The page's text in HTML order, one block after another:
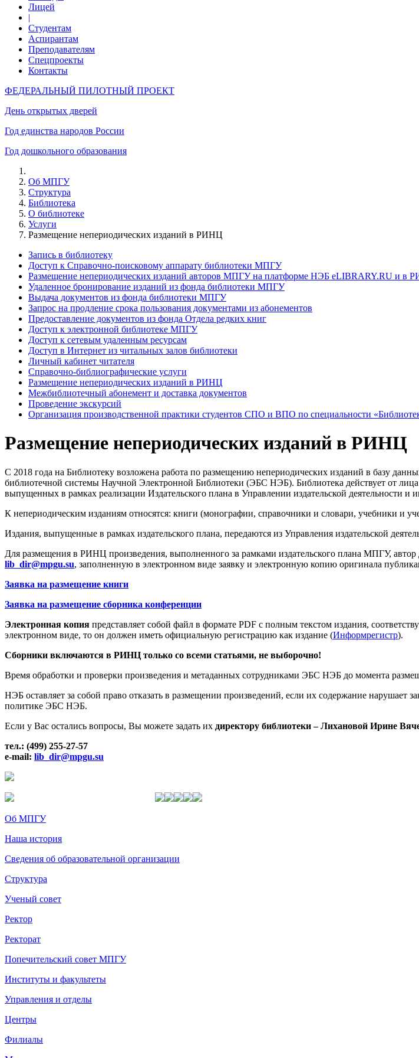
Лицей
|
Студентам
Аспирантам
Преподавателям
Спецпроекты
Контакты
ФЕДЕРАЛЬНЫЙ ПИЛОТНЫЙ ПРОЕКТ
День открытых дверей
Год единства народов России
Год дошкольного образования
Об МПГУ
Структура
Библиотека
О библиотеке
Услуги
Размещение непериодических изданий в РИНЦ
Запись в библиотеку
Доступ к Справочно-поисковому аппарату библиотеки МПГУ
Размещение непериодических изданий авторов МПГУ на платформе НЭБ eLIBRARY.RU и в
Удаленное бронирование изданий из фонда библиотеки МПГУ
Выдача документов из фонда библиотеки МПГУ
Запрос на продление срока пользования документами из абонементов
Предоставление документов из фонда Отдела редких книг
Доступ к электронной библиотеке МПГУ
Доступ к сетевым удаленным ресурсам
Доступ в Интернет из читальных залов библиотеки
Личный кабинет читателя
Справочно-библиографические услуги
Размещение непериодических изданий в РИНЦ
Межбиблиотечный абонемент и доставка документов
Проведение экскурсий
Организация производственной практики студентов СПО и ВПО по специальности
Размещение непериодических изданий в РИНЦ
С 2018 года на Библиотеку возложена работа по размещению непериодических изданий в базу
библиотечной системы Научной Электронной Библиотеки (ЭБС НЭБ). Библиотека действует от
выпущенных в рамках реализации Издательского плана в Управлении издательской деятельности
К непериодическим изданиям относятся: книги (монографии, справочники и словари, учебники и
Издания, выпущенные в рамках издательского плана, передаются из Управления издательской
Для размещения в РИНЦ произведения, выполненного за рамками издательского плана МПГУ, автор
lib dir@mpgu.su, заполненную в электронном виде заявку и электронную копию оригинала
Заявка на размещение книги
Заявка на размещение сборника конференции
Электронная копия представляет собой файл в формате PDF с полным текстом издания,
электронном виде, то он должен иметь официальную регистрацию как издание (Информрегистр).
Сборники включаются в РИНЦ только со всеми статьями, не выборочно!
Время обработки и проверки произведения и метаданных сотрудниками ЭБС НЭБ до момента
НЭБ оставляет за собой право отказать в размещении произведений, если их содержание нарушает
политике ЭБС НЭБ.
Если у Вас остались вопросы, Вы можете задать их директору библиотеки – Лихановой Ирине
тел.: (499) 255-27-57
e-mail: lib_dir@mpgu.su
Об МПГУ
Наша история
Сведения об образовательной организации
Структура
Ученый совет
Ректор
Ректорат
Попечительский совет МПГУ
Институты и факультеты
Управления и отделы
Центры
Филиалы